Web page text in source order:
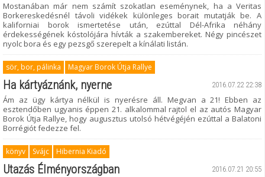
Mostanában már nem számít szokatlan eseménynek, ha a Veritas
Borkereskedésnél távoli vidékek különleges borait mutatják be. A
kaliforniai borok ismertetése után, ezúttal Dél-Afrika néhány
érdekességének kóstolójára hívták a szakembereket. Négy pincészet
nyolc bora és egy pezsgő szerepelt a kínálati listán.
sör, bor, pálinka Magyar Borok Útja Rallye
2016.07.22 22:38
Ha kártyáznánk, nyerne
Ám az ügy kártya nélkül is nyerésre áll. Megvan a 21! Ebben az
esztendőben ugyanis éppen 21. alkalommal rajtol el az autós Magyar
Borok Útja Rallye, hogy augusztus utolsó hétvégéjén ezúttal a Balatoni
Borrégiót fedezze fel.
könyv Svájc Hibernia Kiadó
2016.07.21 20:55
Utazás Élményországban